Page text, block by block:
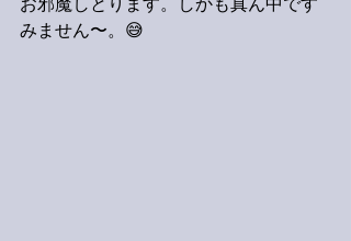
お邪魔しとります。しかも真ん中です
みません〜。😅